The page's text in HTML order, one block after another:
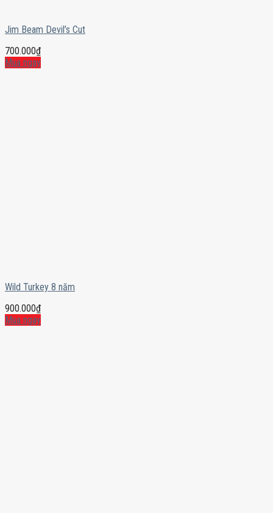
Jim Beam Devil’s Cut
700.000₫
Mua ngay
Wild Turkey 8 năm
900.000₫
Mua ngay